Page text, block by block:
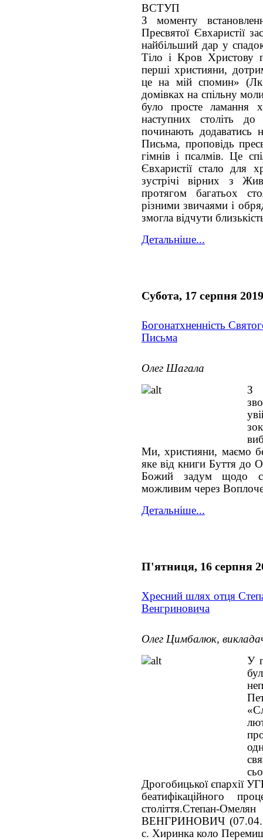
ВСТУП
З моменту
Пресвятої Євхаристії
найбільший дар у
Тіло і Кров Христову
перші християни,
це на мій спомин»
домівках на спільну
було просте ламання
наступних століть
починають додаватись
Письма, проповідь
гімнів і псалмів. Це
Євхаристії стало для
зустрічі вірних з
протягом багатьох
різними звичаями і
змогла відчути
Детальніше...
Субота, 17 серпня 2019
Богонатхненність
Письма
Олег Шагала
З
Ми, християни, маємо
яке від книги Буття до
Божий задум щодо
можливим через
Детальніше...
П'ятниця, 16 серпня
Хресний шлях отця
Венгриновича
Олег Цимбалюк,
У
Дрогобицької єпархії
беатифікаційного
століття.Степан-
ВЕНГРИНОВИЧ
с. Хиринка коло